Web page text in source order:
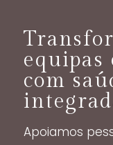
equipas
com
Apoiamos